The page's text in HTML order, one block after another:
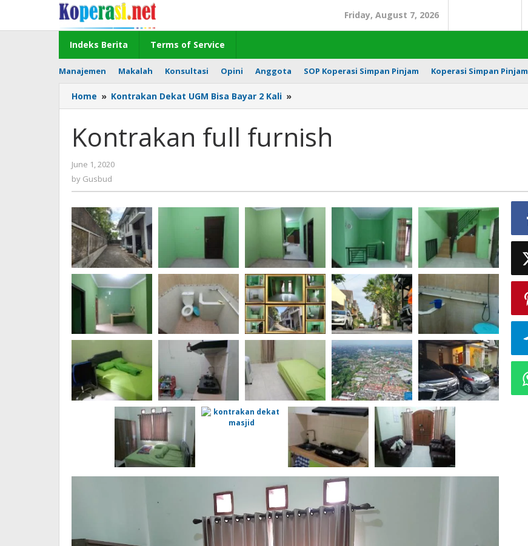
content
Friday, August 7, 2026
Indeks Berita Terms of Service
Manajemen Makalah Konsultasi Opini Anggota SOP Koperasi Simpan Pinjam Koperasi Simpan Pinjam
Home » Kontrakan Dekat UGM Bisa Bayar 2 Kali »
full
Kontrakan full furnish
June 1, 2020
by Gusbud